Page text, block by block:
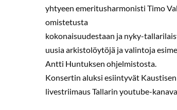
yhtyeen emeritusharmonisti Timo
omistetusta
kokonaisuudestaan ja nyky-
uusia arkistolöytöjä ja valintoja
Antti Huntuksen ohjelmistosta.
Konsertin aluksi esiintyvät
livestriimaus Tallarin youtube-